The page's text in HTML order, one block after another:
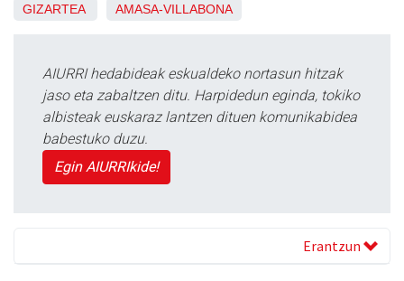
GIZARTEA AMASA-VILLABONA
AIURRI hedabideak eskualdeko nortasun hitzak
jaso eta zabaltzen ditu. Harpidedun eginda, tokiko
albisteak euskaraz lantzen dituen komunikabidea
babestuko duzu.
Egin AIURRIkide!
Erantzun